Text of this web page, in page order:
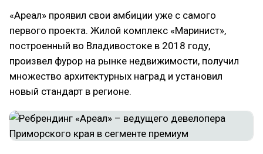
«Ареал» проявил свои амбиции уже с самого
первого проекта. Жилой комплекс «Маринист»,
построенный во Владивостоке в 2018 году,
произвел фурор на рынке недвижимости, получил
множество архитектурных наград и установил
новый стандарт в регионе.